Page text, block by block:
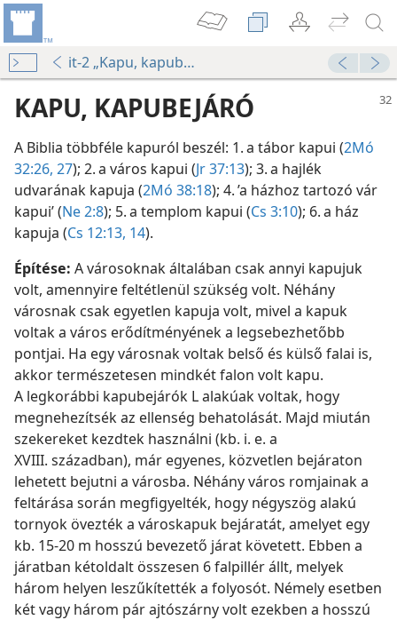
it-2 „Kapu, kapubejáró”
KAPU, KAPUBEJÁRÓ
A Biblia többféle kapuról beszél: 1. a tábor kapui (2Mó
32:26, 27); 2. a város kapui (Jr 37:13); 3. a hajlék
udvarának kapuja (2Mó 38:18); 4. ’a házhoz tartozó vár
kapui’ (Ne 2:8); 5. a templom kapui (Cs 3:10); 6. a ház
kapuja (Cs 12:13, 14).
Építése: A városoknak általában csak annyi kapujuk
volt, amennyire feltétlenül szükség volt. Néhány
városnak csak egyetlen kapuja volt, mivel a kapuk
voltak a város erődítményének a legsebezhetőbb
pontjai. Ha egy városnak voltak belső és külső falai is,
akkor természetesen mindkét falon volt kapu.
A legkorábbi kapubejárók L alakúak voltak, hogy
megnehezítsék az ellenség behatolását. Majd miután
szekereket kezdtek használni (kb. i. e. a
XVIII. században), már egyenes, közvetlen bejáraton
lehetett bejutni a városba. Néhány város romjainak a
feltárása során megfigyelték, hogy négyszög alakú
tornyok övezték a városkapuk bejáratát, amelyet egy
kb. 15-20 m hosszú bevezető járat követett. Ebben a
járatban kétoldalt összesen 6 falpillér állt, melyek
három helyen leszűkítették a folyosót. Némely esetben
két vagy három pár ajtószárny volt ezekben a hosszú